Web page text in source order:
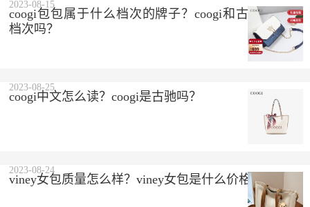
coogi包包属于什么档次的牌子？coogi和古驰是一个
档次吗？
2023-08-15
coogi中文怎么读？coogi是古驰吗？
2023-08-25
viney女包质量怎么样？viney女包是什么价格？
2023-08-24